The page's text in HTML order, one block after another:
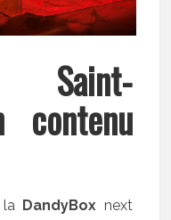
Saint-
DandyBox next